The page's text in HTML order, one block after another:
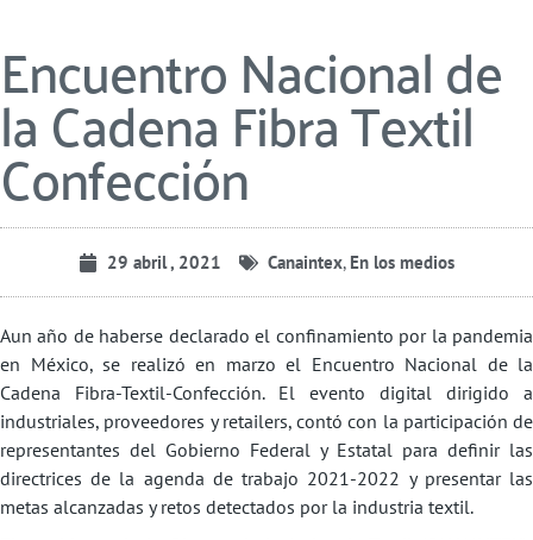
Encuentro Nacional de
la Cadena Fibra Textil
Confección
29 abril , 2021 Canaintex, En los medios
Aun año de haberse declarado el confinamiento por la pandemia
en México, se realizó en marzo el Encuentro Nacional de la
Cadena Fibra-Textil-Confección. El evento digital dirigido a
industriales, proveedores y retailers, contó con la participación de
representantes del Gobierno Federal y Estatal para definir las
directrices de la agenda de trabajo 2021-2022 y presentar las
metas alcanzadas y retos detectados por la industria textil.